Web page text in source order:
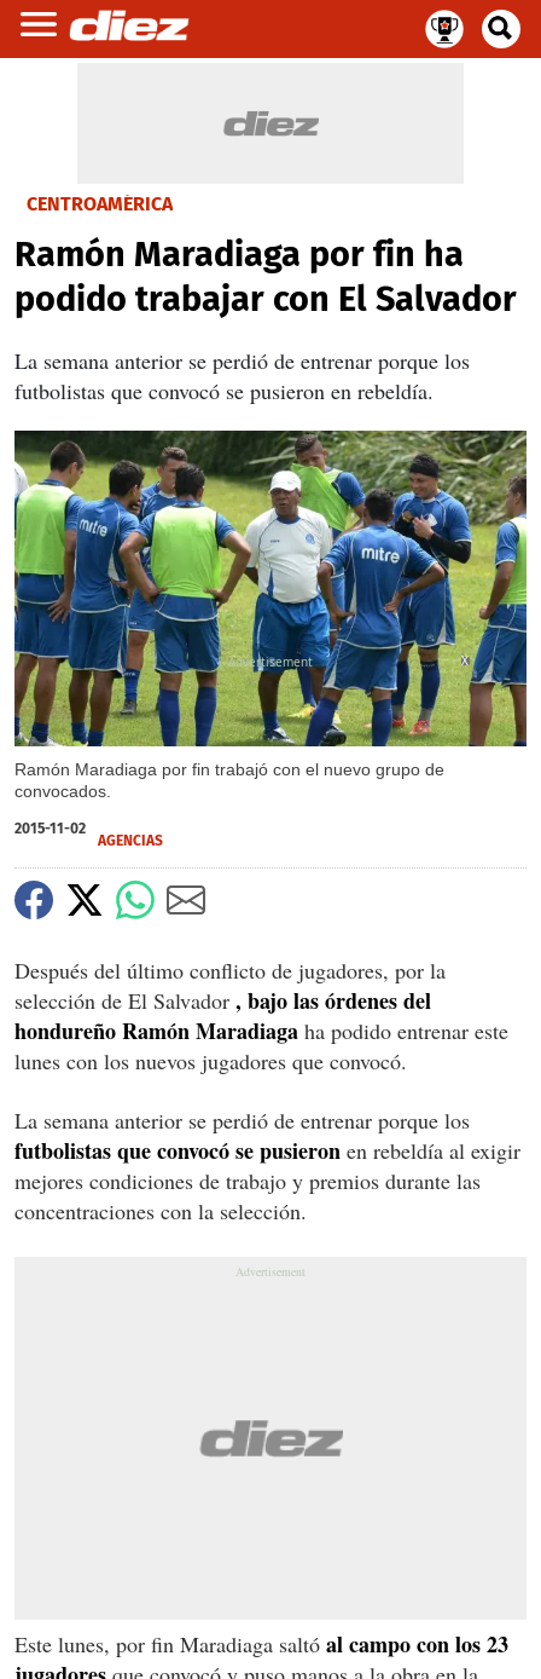
CENTROAMÉRICA
Ramón Maradiaga por fin ha
podido trabajar con El Salvador
La semana anterior se perdió de entrenar porque los
futbolistas que convocó se pusieron en rebeldía.
Ramón Maradiaga por fin trabajó con el nuevo grupo de
convocados.
X
2015-11-02
AGENCIAS
Después del último conflicto de jugadores, por la
selección de El Salvador , bajo las órdenes del
hondureño Ramón Maradiaga ha podido entrenar este
lunes con los nuevos jugadores que convocó.
La semana anterior se perdió de entrenar porque los
futbolistas que convocó se pusieron en rebeldía al exigir
mejores condiciones de trabajo y premios durante las
concentraciones con la selección.
Este lunes, por fin Maradiaga saltó al campo con los 23